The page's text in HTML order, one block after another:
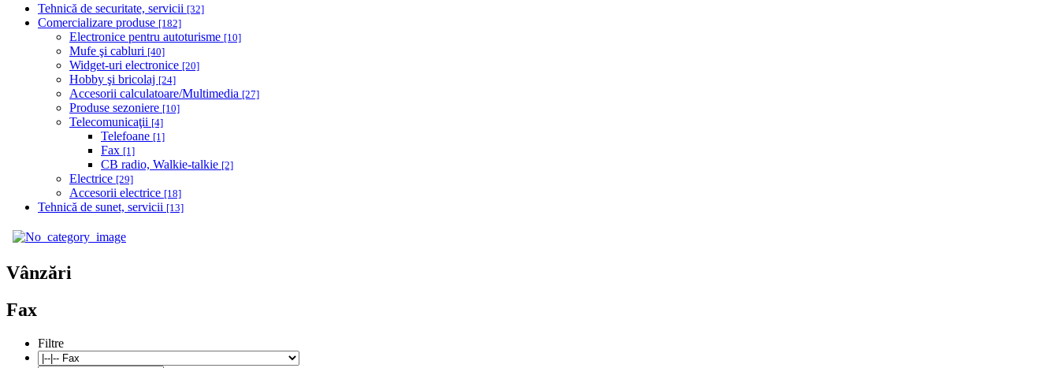
Tehnică de securitate, servicii [32]
Comercializare produse [182]
Electronice pentru autoturisme [10]
Mufe şi cabluri [40]
Widget-uri electronice [20]
Hobby şi bricolaj [24]
Accesorii calculatoare/Multimedia [27]
Produse sezoniere [10]
Telecomunicaţii [4]
Telefoane [1]
Fax [1]
CB radio, Walkie-talkie [2]
Electrice [29]
Accesorii electrice [18]
Tehnică de sunet, servicii [13]
Vânzări
Fax
Filtre